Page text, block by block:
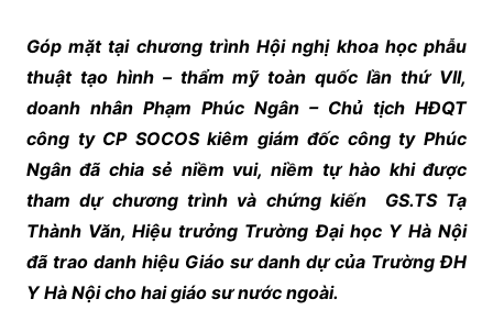
Góp mặt tại chương trình Hội nghị khoa học phẫu
thuật tạo hình – thẩm mỹ toàn quốc lần thứ VII,
doanh nhân Phạm Phúc Ngân – Chủ tịch HĐQT
công ty CP SOCOS kiêm giám đốc công ty Phúc
Ngân đã chia sẻ niềm vui, niềm tự hào khi được
tham dự chương trình và chứng kiến GS.TS Tạ
Thành Văn, Hiệu trưởng Trường Đại học Y Hà Nội
đã trao danh hiệu Giáo sư danh dự của Trường ĐH
Y Hà Nội cho hai giáo sư nước ngoài.